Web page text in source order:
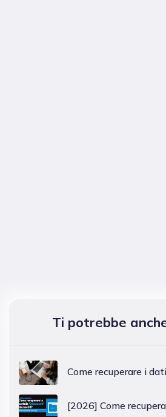
Ti potrebbe
Come recuperare i dati dal disco
[2026] Come recuperare la cartella